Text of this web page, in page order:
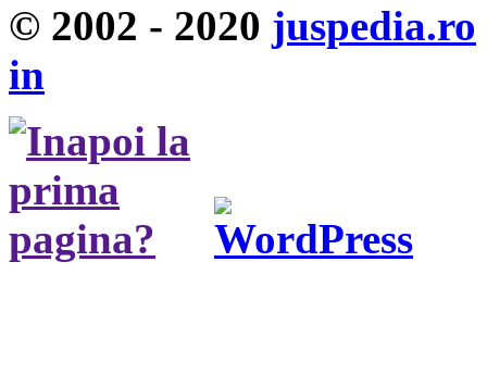
© 2002 - 2020 juspedia.ro
in